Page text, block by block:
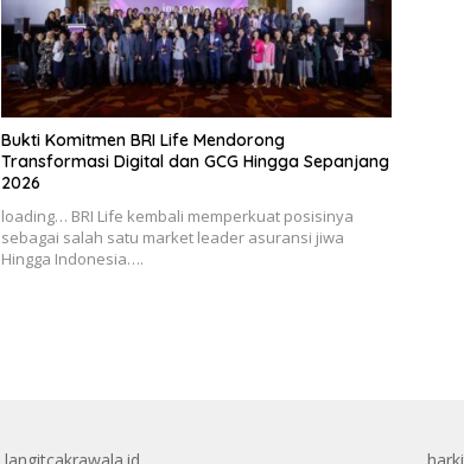
Bukti Komitmen BRI Life Mendorong
Transformasi Digital dan GCG Hingga Sepanjang
2026
loading… BRI Life kembali memperkuat posisinya
sebagai salah satu market leader asuransi jiwa
Hingga Indonesia….
langitcakrawala.id